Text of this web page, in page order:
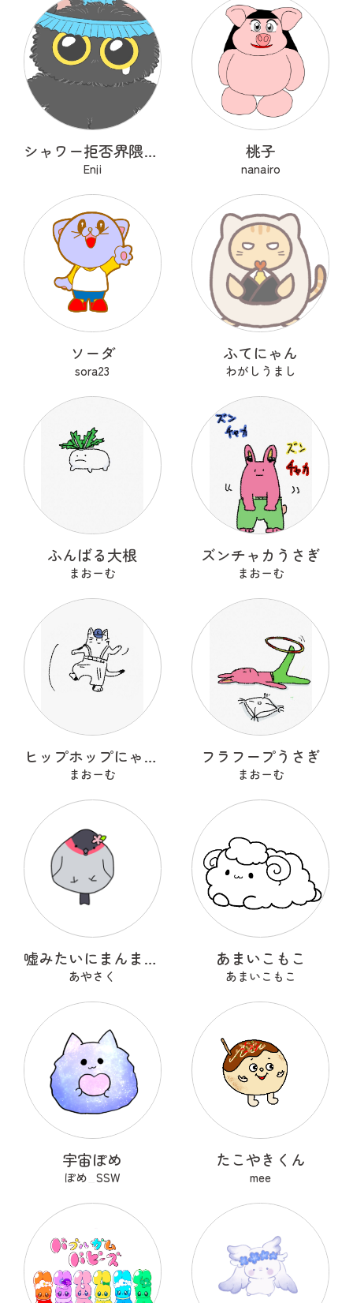
シャワー拒否界隈の子猫 ノワ
Enji
桃子
nanairo
ソーダ
sora23
ふてにゃん
わがしうまし
ふんばる大根
まおーむ
ズンチャカうさぎ
まおーむ
ヒップホップにゃんこ
まおーむ
フラフープうさぎ
まおーむ
嘘みたいにまんまるなウソ
あやさく
あまいこもこ
あまいこもこ
宇宙ぽめ
ぽめ_SSW
たこやきくん
mee